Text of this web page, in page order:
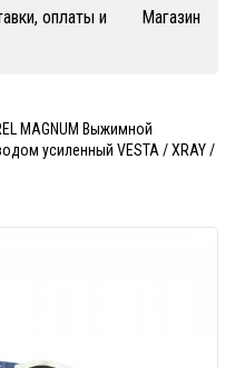
оплаты и
Магазин
MAGNUM Выжимной
усиленный VESTA / XRAY /